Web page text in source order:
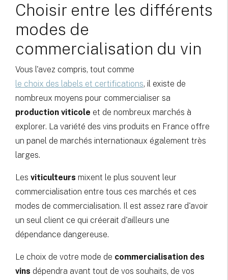
Choisir entre les différents
modes de
commercialisation du vin
Vous l'avez compris, tout comme
le choix des labels et certifications, il existe de
nombreux moyens pour commercialiser sa
production viticole et de nombreux marchés à
explorer. La variété des vins produits en France offre
un panel de marchés internationaux également très
larges.
Les viticulteurs mixent le plus souvent leur
commercialisation entre tous ces marchés et ces
modes de commercialisation. Il est assez rare d'avoir
un seul client ce qui créerait d'ailleurs une
dépendance dangereuse.
Le choix de votre mode de commercialisation des
vins dépendra avant tout de vos souhaits, de vos